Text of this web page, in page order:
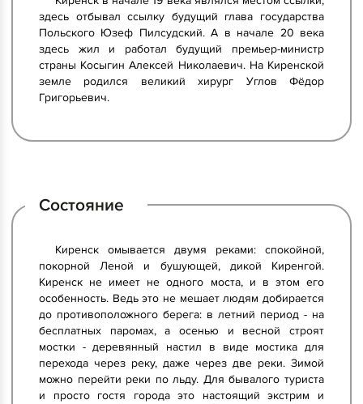
здесь отбывал ссылку будущий глава государства
Польского Юзеф Пилсудский. А в начале 20 века
здесь жил и работал будущий премьер-министр
страны Косыгин Алексей Николаевич. На Киренской
земле родился великий хирург Углов Фёдор
Григорьевич.
Состояние
Киренск омывается двумя реками: спокойной,
покорной Леной и бушующей, дикой Киренгой.
Киренск не имеет не одного моста, и в этом его
особенность. Ведь это не мешает людям добирается
до противоположного берега: в летний период - на
бесплатных паромах, а осенью и весной строят
мостки - деревянный настил в виде мостика для
перехода через реку, даже через две реки. Зимой
можно перейти реки по льду. Для бывалого туриста
и просто гостя города это настоящий экстрим и